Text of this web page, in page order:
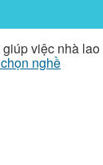
việc nhà
nghề